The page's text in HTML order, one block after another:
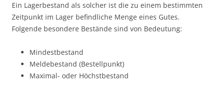
Ein Lagerbestand als solcher ist die zu einem bestimmten
Zeitpunkt im Lager befindliche Menge eines Gutes.
Folgende besondere Bestände sind von Bedeutung:
Mindestbestand
Meldebestand (Bestellpunkt)
Maximal- oder Höchstbestand